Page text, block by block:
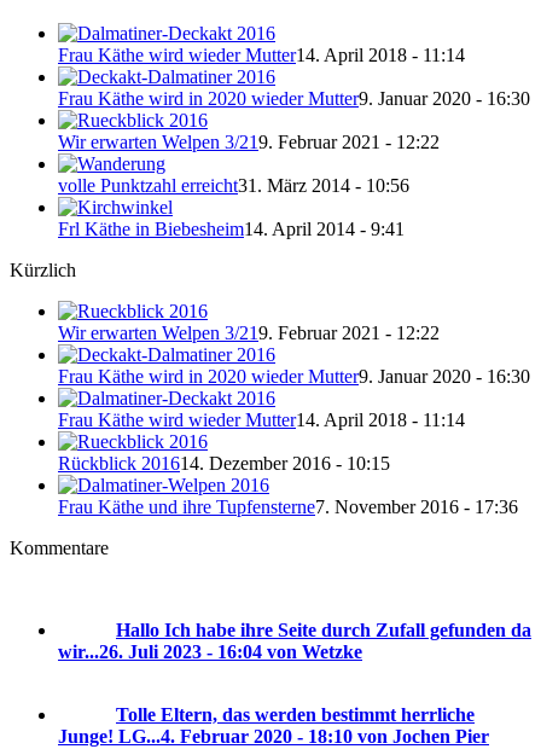
Frau Käthe wird wieder Mutter14. April 2018 - 11:14
Frau Käthe wird in 2020 wieder Mutter9. Januar 2020 - 16:30
Wir erwarten Welpen 3/219. Februar 2021 - 12:22
volle Punktzahl erreicht31. März 2014 - 10:56
Frl Käthe in Biebesheim14. April 2014 - 9:41
Kürzlich
Wir erwarten Welpen 3/219. Februar 2021 - 12:22
Frau Käthe wird in 2020 wieder Mutter9. Januar 2020 - 16:30
Frau Käthe wird wieder Mutter14. April 2018 - 11:14
Rückblick 201614. Dezember 2016 - 10:15
Frau Käthe und ihre Tupfensterne7. November 2016 - 17:36
Kommentare
Hallo Ich habe ihre Seite durch Zufall gefunden da
wir...26. Juli 2023 - 16:04 von Wetzke
Tolle Eltern, das werden bestimmt herrliche
Junge! LG...4. Februar 2020 - 18:10 von Jochen Pier